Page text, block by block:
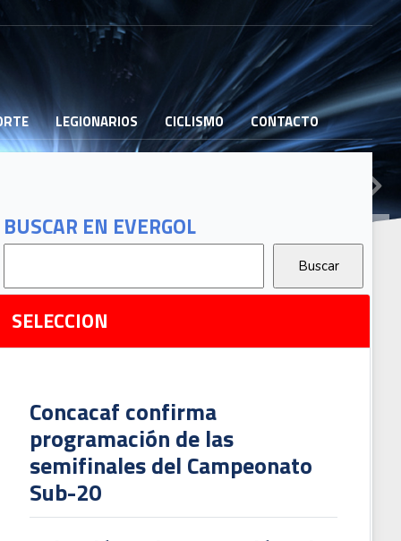
LEGIONARIOS CICLISMO CONTACTO
BUSCAR EN EVERGOL
SELECCION
Concacaf confirma
programación de las
semifinales del Campeonato
Sub-20